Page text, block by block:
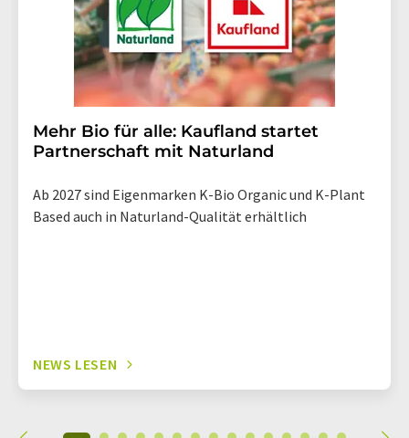
Mehr Bio für alle: Kaufland startet
Partnerschaft mit Naturland
Ab 2027 sind Eigenmarken K-Bio Organic und K-Plant
Based auch in Naturland-Qualität erhältlich
NEWS LESEN